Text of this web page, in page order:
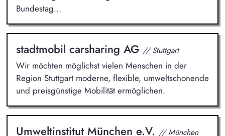
Bundestag...
stadtmobil carsharing AG // Stuttgart
Wir möchten möglichst vielen Menschen in der
Region Stuttgart moderne, flexible, umweltschonende
und preisgünstige Mobilität ermöglichen.
Umweltinstitut München e.V. // München